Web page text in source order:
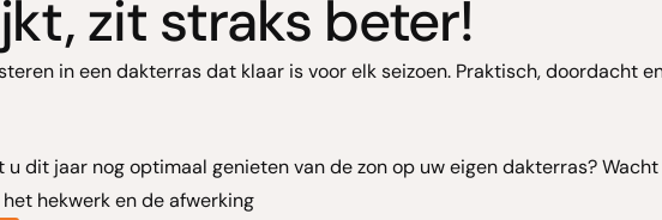
zit straks beter!
in een dakterras dat klaar is voor elk seizoen. Praktisch, doordacht
u dit jaar nog optimaal genieten van de zon op uw eigen dakterras?
hekwerk en de afwerking